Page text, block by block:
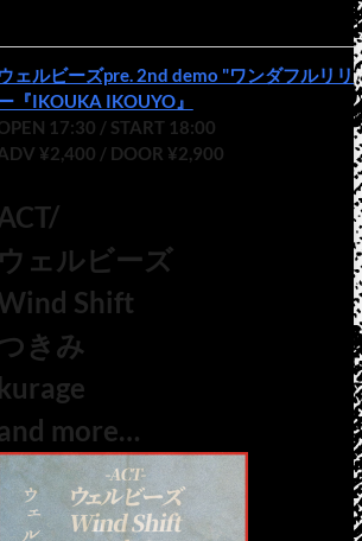
ェルビーズpre. 2nd demo "ワンダフルリリ
『IKOUKA IKOUYO』
17:30 / START 18:00
¥2,400 / DOOR ¥2,900
ウェルビーズ
Shift
きみ
kurage
more…